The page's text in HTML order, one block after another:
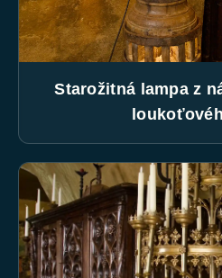
Starožitná lampa z